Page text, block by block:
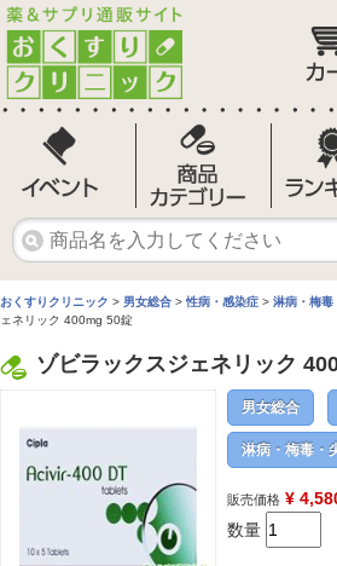
おくすりクリニック > 男女総合 > 性病・感染症 > 淋病・梅毒
ェネリック 400mg 50錠
ゾビラックスジェネリック
男女総合
淋病・梅毒・
販売価格 ¥
数量